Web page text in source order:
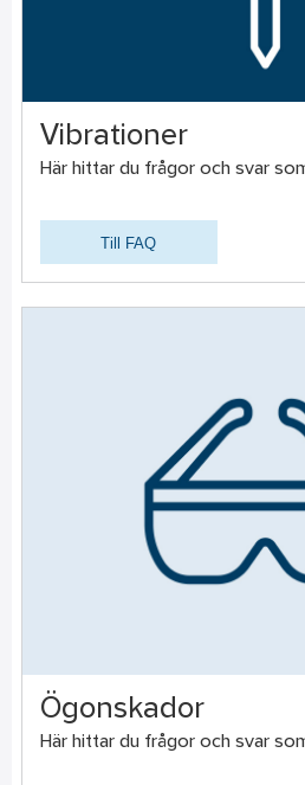
Vibrationer
Här hittar du frågor och svar
Till FAQ
Ögonskador
Här hittar du frågor och svar